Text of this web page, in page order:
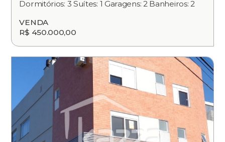
Dormitórios: 3 Suítes: 1 Garagens: 2 Banheiros: 2
VENDA
R$ 450.000,00